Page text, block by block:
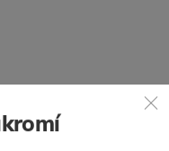
Bottle Hunting